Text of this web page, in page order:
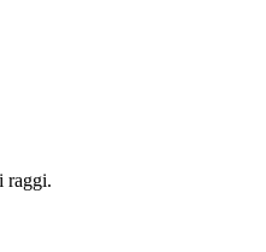
raggi.